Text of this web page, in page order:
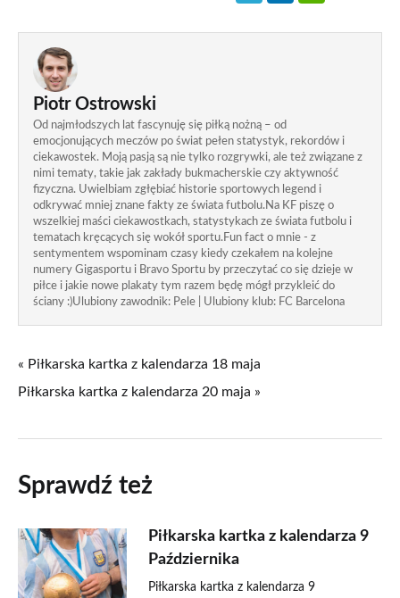
Piotr Ostrowski
Od najmłodszych lat fascynuję się piłką nożną – od
emocjonujących meczów po świat pełen statystyk, rekordów i
ciekawostek. Moją pasją są nie tylko rozgrywki, ale też związane z
nimi tematy, takie jak zakłady bukmacherskie czy aktywność
fizyczna. Uwielbiam zgłębiać historie sportowych legend i
odkrywać mniej znane fakty ze świata futbolu.Na KF piszę o
wszelkiej maści ciekawostkach, statystykach ze świata futbolu i
tematach kręcących się wokół sportu.Fun fact o mnie - z
sentymentem wspominam czasy kiedy czekałem na kolejne
numery Gigasportu i Bravo Sportu by przeczytać co się dzieje w
piłce i jakie nowe plakaty tym razem będę mógł przykleić do
ściany :)Ulubiony zawodnik: Pele | Ulubiony klub: FC Barcelona
« Piłkarska kartka z kalendarza 18 maja
Piłkarska kartka z kalendarza 20 maja »
Sprawdź też
Piłkarska kartka z kalendarza 9
Października
Piłkarska kartka z kalendarza 9